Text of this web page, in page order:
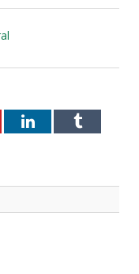
LinkedInTumblr